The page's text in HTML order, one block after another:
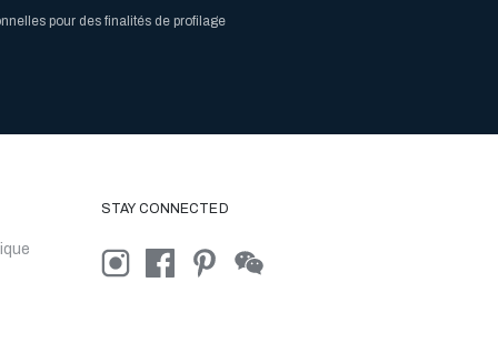
pour des finalités de profilage
STAY CONNECTED